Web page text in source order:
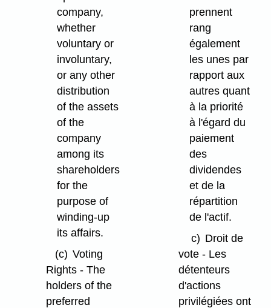
company,
whether
voluntary or
involuntary,
or any other
distribution
of the assets
of the
company
among its
shareholders
for the
purpose of
winding-up
its affairs.
(c) Voting
Rights - The
holders of the
preferred
prennent
rang
également
les unes par
rapport aux
autres quant
à la priorité
à l'égard du
paiement
des
dividendes
et de la
répartition
de l'actif.
c) Droit de
vote - Les
détenteurs
d'actions
privilégiées ont